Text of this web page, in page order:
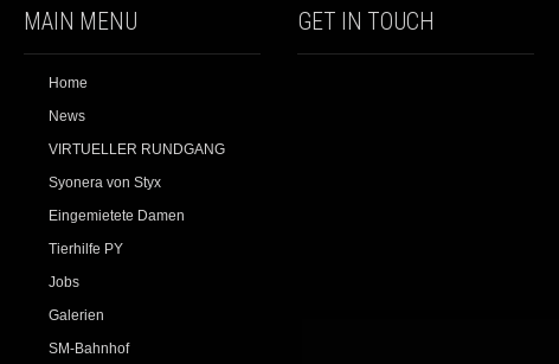
MAIN MENU
Home
News
VIRTUELLER RUNDGANG
Syonera von Styx
Eingemietete Damen
Tierhilfe PY
Jobs
Galerien
SM-Bahnhof
GET IN TOUCH